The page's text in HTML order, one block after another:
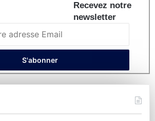
Recevez notre
newsletter